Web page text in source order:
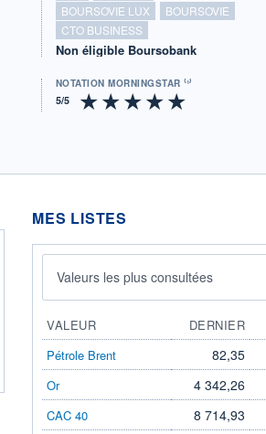
BOURSOVIE LUX
BOURSOVIE
CTO BUSINESS
Non éligible Boursobank
NOTATION MORNINGSTAR ⁽¹⁾
MES LISTES
Valeurs les plus consultées
VALEUR DERNIER
Pétrole Brent
82,35
Or 4 342,26
CAC 40 8 714,93